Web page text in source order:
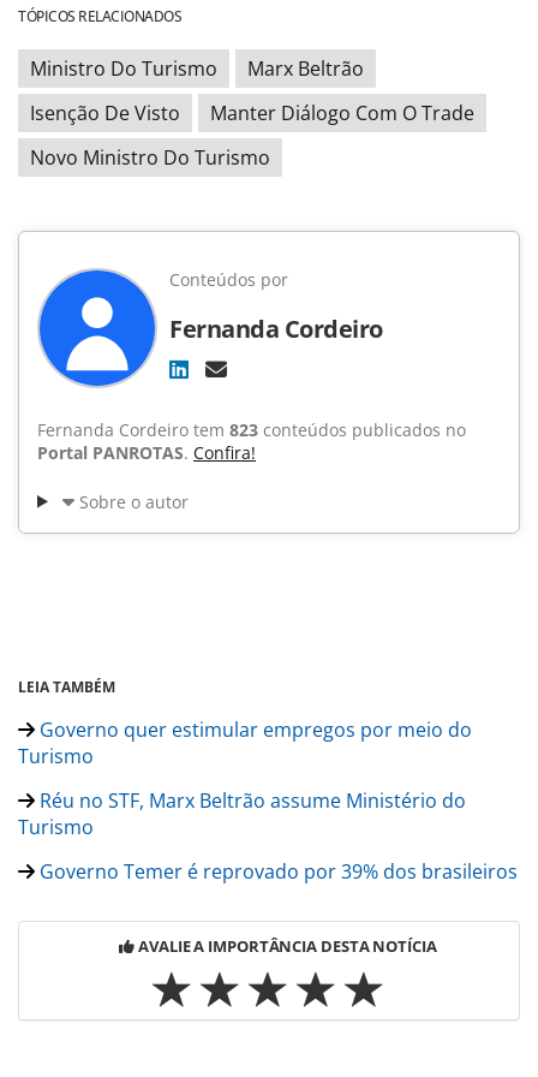
TÓPICOS RELACIONADOS
Ministro Do Turismo
Marx Beltrão
Isenção De Visto
Manter Diálogo Com O Trade
Novo Ministro Do Turismo
Conteúdos por
Fernanda Cordeiro
Fernanda Cordeiro tem 823 conteúdos publicados no
Portal PANROTAS. Confira!
Sobre o autor
LEIA TAMBÉM
Governo quer estimular empregos por meio do
Turismo
Réu no STF, Marx Beltrão assume Ministério do
Turismo
Governo Temer é reprovado por 39% dos brasileiros
AVALIE A IMPORTÂNCIA DESTA NOTÍCIA